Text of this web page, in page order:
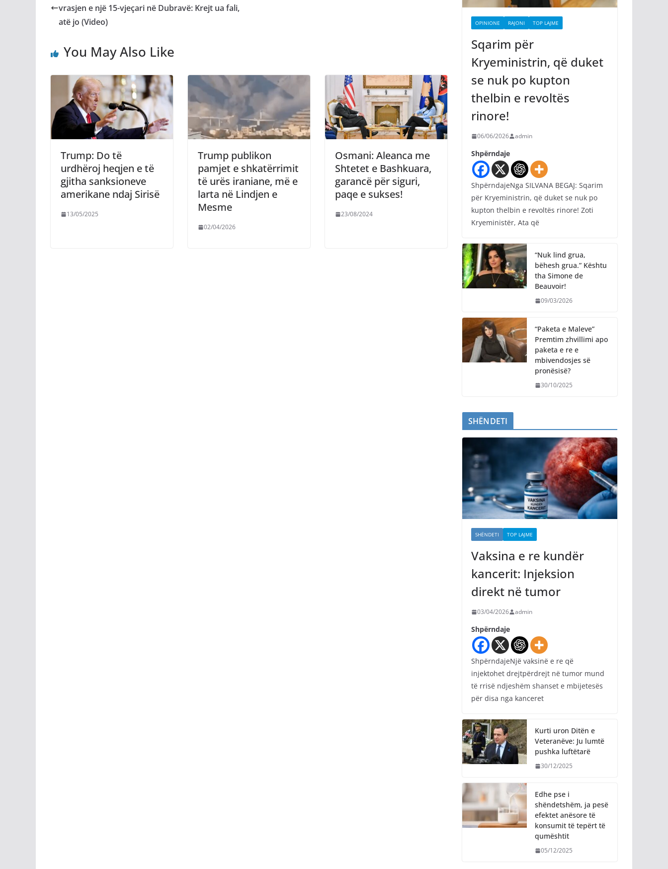
vrasjen e një 15-vjeçari në Dubravë: Krejt ua fali,
atë jo (Video)
You May Also Like
Trump: Do të
urdhëroj heqjen e të
gjitha sanksioneve
amerikane ndaj Sirisë
13/05/2025
Trump publikon
pamjet e shkatërrimit
të urës iraniane, më e
larta në Lindjen e
Mesme
02/04/2026
Osmani: Aleanca me
Shtetet e Bashkuara,
garancë për siguri,
paqe e sukses!
23/08/2024
OPINIONE RAJONI TOP LAJME
Sqarim për
Kryeministrin, që duket
se nuk po kupton
thelbin e revoltës
rinore!
06/06/2026 admin
Shpërndaje
ShpërndajeNga SILVANA BEGAJ: Sqarim
për Kryeministrin, që duket se nuk po
kupton thelbin e revoltës rinore! Zoti
Kryeministër, Ata që
“Nuk lind grua,
bëhesh grua.” Kështu
tha Simone de
Beauvoir!
09/03/2026
“Paketa e Maleve”
Premtim zhvillimi apo
paketa e re e
mbivendosjes së
pronësisë?
30/10/2025
SHËNDETI
SHËNDETI TOP LAJME
Vaksina e re kundër
kancerit: Injeksion
direkt në tumor
03/04/2026 admin
Shpërndaje
ShpërndajeNjë vaksinë e re që
injektohet drejtpërdrejt në tumor mund
të rrisë ndjeshëm shanset e mbijetesës
për disa nga kanceret
Kurti uron Ditën e
Veteranëve: Ju lumtë
pushka luftëtarë
30/12/2025
Edhe pse i
shëndetshëm, ja pesë
efektet anësore të
konsumit të tepërt të
qumështit
05/12/2025